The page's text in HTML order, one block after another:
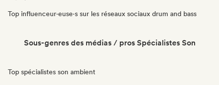
Top influenceur·euse·s sur les réseaux sociaux drum and bass
Sous-genres des médias / pros Spécialistes Son
Top spécialistes son ambient